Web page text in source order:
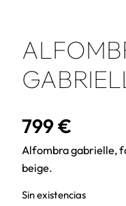
799€
Alfombra gabrielle,
beige.
Sin existencias